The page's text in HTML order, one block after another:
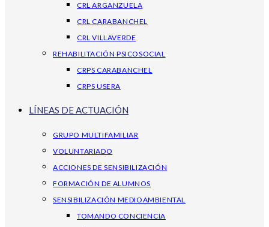
CRL ARGANZUELA
CRL CARABANCHEL
CRL VILLAVERDE
REHABILITACIÓN PSICOSOCIAL
CRPS CARABANCHEL
CRPS USERA
LÍNEAS DE ACTUACIÓN
GRUPO MULTIFAMILIAR
VOLUNTARIADO
ACCIONES DE SENSIBILIZACIÓN
FORMACIÓN DE ALUMNOS
SENSIBILIZACIÓN MEDIOAMBIENTAL
TOMANDO CONCIENCIA